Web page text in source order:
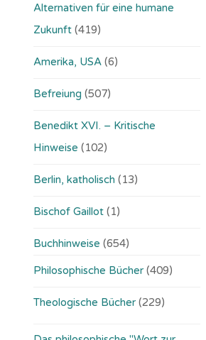
Alternativen für eine humane
Zukunft (419)
Amerika, USA (6)
Befreiung (507)
Benedikt XVI. – Kritische
Hinweise (102)
Berlin, katholisch (13)
Bischof Gaillot (1)
Buchhinweise (654)
Philosophische Bücher (409)
Theologische Bücher (229)